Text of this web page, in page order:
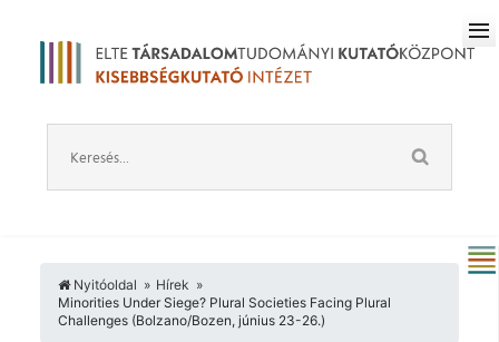
Nyitóoldal
Hírek
Minorities Under Siege? Plural Societies Facing Plural
Challenges (Bolzano/Bozen, június 23-26.)